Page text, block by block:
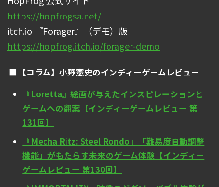
https://hopfrogsa.net/
itch.io 『Forager』（デモ）版
https://hopfrog.itch.io/forager-demo
【コラム】小野憲史のインディーゲームレビュー
『Loretta』絵画が与えたインスピレーションと
ゲームへの翻案【インディーゲームレビュー 第
131回】
『Mecha Ritz: Steel Rondo』「難易度自動調整
機能」がもたらす未来のゲーム体験【インディー
ゲームレビュー 第130回】